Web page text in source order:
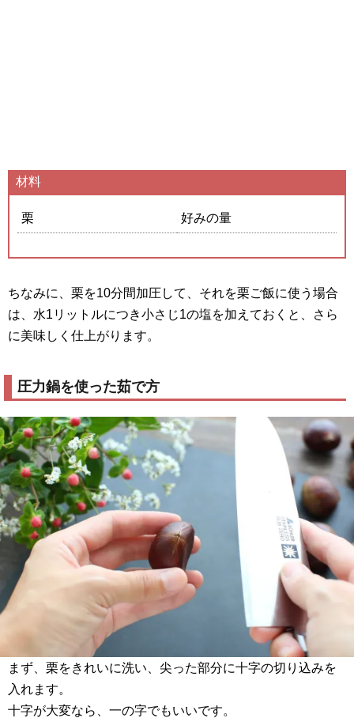
材料
栗 好みの量
ちなみに、栗を10分間加圧して、それを栗ご飯に使う場合
は、水1リットルにつき小さじ1の塩を加えておくと、さら
に美味しく仕上がります。
圧力鍋を使った茹で方
まず、栗をきれいに洗い、尖った部分に十字の切り込みを
入れます。
十字が大変なら、一の字でもいいです。